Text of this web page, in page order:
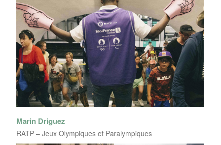
Marin Driguez
RATP – Jeux Olympiques et Paralympiques